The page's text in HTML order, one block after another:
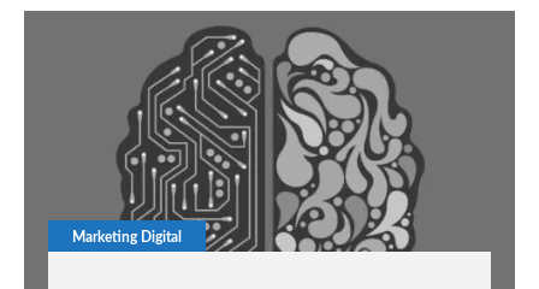
Marketing Digital